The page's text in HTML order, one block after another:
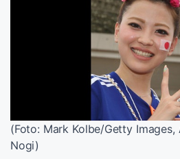
(Foto: Mark Kolbe/Getty Images,
Nogi)